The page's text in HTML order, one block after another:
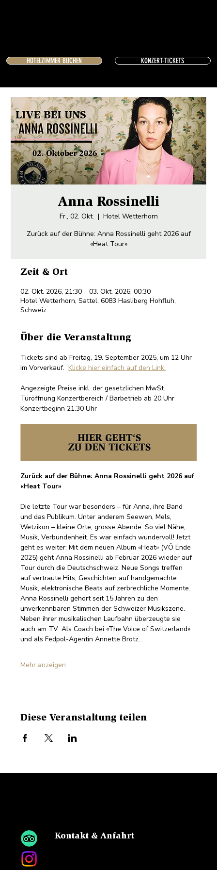
KONZERT-TICKETS
HOTELZIMMER BUCHEN
Anna Rossinelli
Fr., 02. Okt.
  |
Hotel Wetterhorn
Zurück auf der Bühne: Anna Rossinelli geht 2026 auf
«Heat Tour»
Zeit & Ort
02. Okt. 2026, 21:30 – 03. Okt. 2026, 00:30
Hotel Wetterhorn, Sattel, 6083 Hasliberg Hohfluh,
Schweiz
Über die Veranstaltung
Tickets sind ab Freitag, 19. September 2025, um 12 Uhr
im Vorverkauf. Klicke hier einfach auf den Link.
Angezeigte Preise inkl. der gesetzlichen MwSt.
Türöffnung Konzertbereich / Barbetrieb ab 20 Uhr
Konzertbeginn 21.30 Uhr
Zurück auf der Bühne: Anna Rossinelli geht 2026 auf
«Heat Tour»
Die letzte Tour war besonders – für Anna, ihre Band
und das Publikum. Unter anderem Seewen, Mels,
Wetzikon – kleine Orte, grosse Abende. So viel Nähe,
Musik, Verbundenheit. Es war einfach wundervoll! Jetzt
geht es weiter: Mit dem neuen Album «Heat» (VÖ Ende
2025) geht Anna Rossinelli ab Februar 2026 wieder auf
Tour durch die Deutschschweiz. Neue Songs treffen
auf vertraute Hits, Geschichten auf handgemachte
Musik, elektronische Beats auf zerbrechliche Momente.
Anna Rossinelli gehört seit 15 Jahren zu den
unverkennbaren Stimmen der Schweizer Musikszene.
Neben ihrer musikalischen Laufbahn überzeugte sie
auch am TV: Als Coach bei «The Voice of Switzerland»
und als Fedpol-Agentin Annette Brotz…
Mehr anzeigen
Diese Veranstaltung teilen
Kontakt & Anfahrt